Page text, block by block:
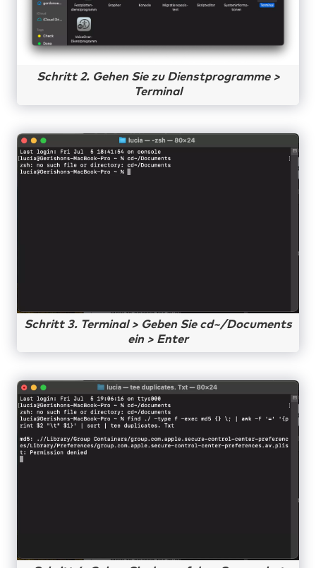
Schritt 2. Gehen Sie zu Dienstprogramme >
Terminal
Schritt 3. Terminal > Geben Sie cd~/Documents
ein > Enter